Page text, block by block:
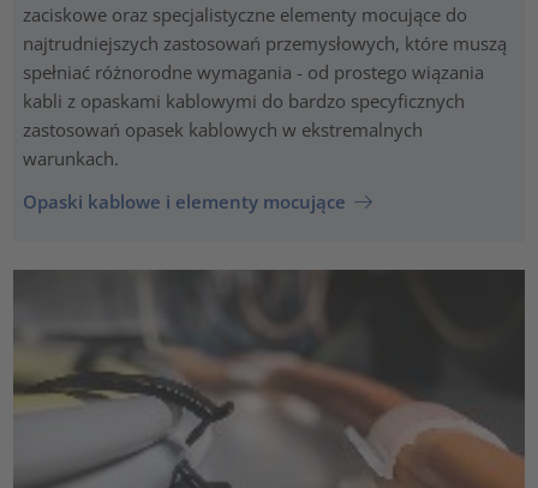
zaciskowe oraz specjalistyczne elementy mocujące do
najtrudniejszych zastosowań przemysłowych, które muszą
spełniać różnorodne wymagania - od prostego wiązania
kabli z opaskami kablowymi do bardzo specyficznych
zastosowań opasek kablowych w ekstremalnych
warunkach.
Opaski kablowe i elementy mocujące